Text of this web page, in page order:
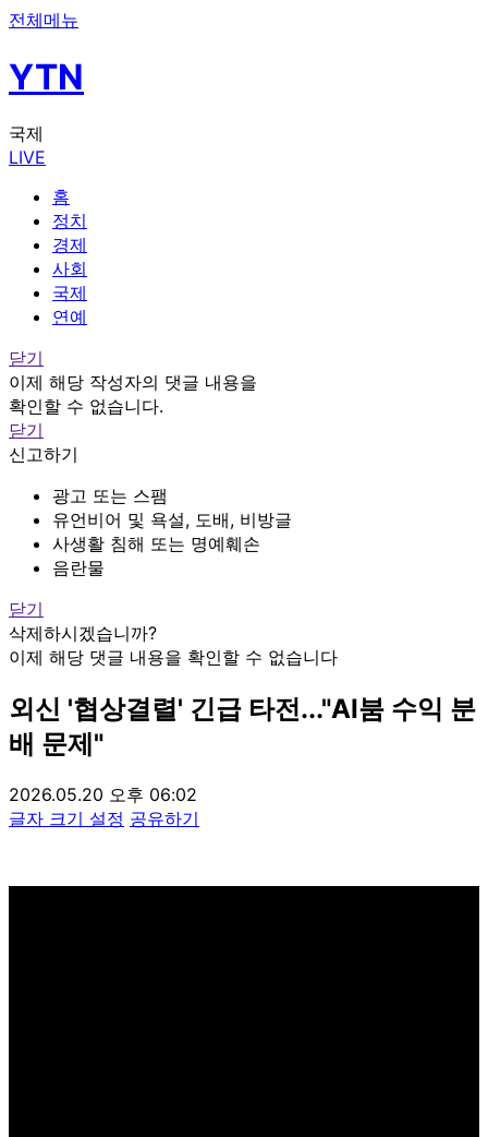
전체메뉴
YTN
국제
LIVE
홈
정치
경제
사회
국제
연예
닫기
이제 해당 작성자의 댓글 내용을
확인할 수 없습니다.
닫기
신고하기
광고 또는 스팸
유언비어 및 욕설, 도배, 비방글
사생활 침해 또는 명예훼손
음란물
닫기
삭제하시겠습니까?
이제 해당 댓글 내용을 확인할 수 없습니다
외신 '협상결렬' 긴급 타전..."AI붐 수익 분
배 문제"
2026.05.20 오후 06:02
글자 크기 설정 공유하기